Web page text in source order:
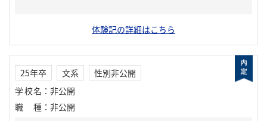
体験記の詳細はこちら
25年卒 文系
性別非公開
学校名 ： 非公開
職種 ： 非公開